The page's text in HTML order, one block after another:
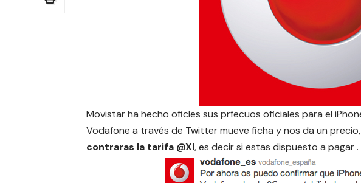
Movistar ha hecho oficles sus prfecuos oficiales para el
Vodafone a través de Twitter mueve ficha y nos da un precio,
contraras la tarifa @Xl, es decir si estas dispuesto a pagar .